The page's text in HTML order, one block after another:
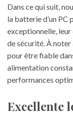
Dans ce qui suit,
la batterie d’un
exceptionnelle,
de sécurité. À
pour être fiable
alimentation
performances
Excellente